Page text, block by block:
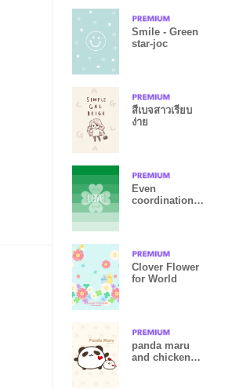
Smile - Green
star-joc
สีเบจสาวเรียบ
ง่าย
Even
coordination -
Clover Flower
for World
panda maru
and chicken